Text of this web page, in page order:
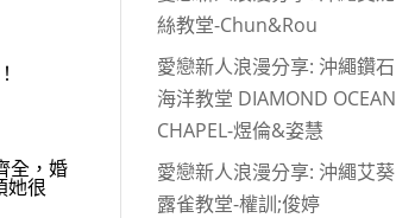
全，婚
她很
絲教堂-Chun&Rou
愛戀新人浪漫分享: 沖繩鑽石
海洋教堂 DIAMOND OCEAN
CHAPEL-煜倫&姿慧
愛戀新人浪漫分享: 沖繩艾葵
露雀教堂-權訓;俊婷